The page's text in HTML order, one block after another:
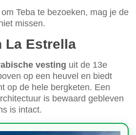
Teba te bezoeken, mag je de
missen.
La Estrella
vesting uit de 13e
op een heuvel en biedt
op de hele bergketen. Een
is bewaard gebleven
is intact.